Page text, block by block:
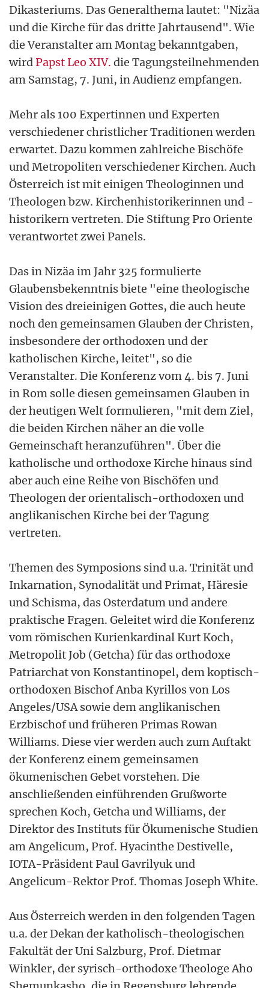
Dikasteriums. Das Generalthema lautet: "Nizäa
und die Kirche für das dritte Jahrtausend". Wie
die Veranstalter am Montag bekanntgaben,
wirdPapst Leo XIV. die Tagungsteilnehmenden
am Samstag, 7. Juni, in Audienz empfangen.
Mehr als 100 Expertinnen und Experten
verschiedener christlicher Traditionen werden
erwartet. Dazu kommen zahlreiche Bischöfe
und Metropoliten verschiedener Kirchen. Auch
Österreich ist mit einigen Theologinnen und
Theologen bzw. Kirchenhistorikerinnen und -
historikern vertreten. Die Stiftung Pro Oriente
verantwortet zwei Panels.
Das in Nizäa im Jahr 325 formulierte
Glaubensbekenntnis biete "eine theologische
Vision des dreieinigen Gottes, die auch heute
noch den gemeinsamen Glauben der Christen,
insbesondere der orthodoxen und der
katholischen Kirche, leitet", so die
Veranstalter. Die Konferenz vom 4. bis 7. Juni
in Rom solle diesen gemeinsamen Glauben in
der heutigen Welt formulieren, "mit dem Ziel,
die beiden Kirchen näher an die volle
Gemeinschaft heranzuführen". Über die
katholische und orthodoxe Kirche hinaus sind
aber auch eine Reihe von Bischöfen und
Theologen der orientalisch-orthodoxen und
anglikanischen Kirche bei der Tagung
vertreten.
Themen des Symposions sind u.a. Trinität und
Inkarnation, Synodalität und Primat, Häresie
und Schisma, das Osterdatum und andere
praktische Fragen. Geleitet wird die Konferenz
vom römischen Kurienkardinal Kurt Koch,
Metropolit Job (Getcha) für das orthodoxe
Patriarchat von Konstantinopel, dem koptisch-
orthodoxen Bischof Anba Kyrillos von Los
Angeles/USA sowie dem anglikanischen
Erzbischof und früheren Primas Rowan
Williams. Diese vier werden auch zum Auftakt
der Konferenz einem gemeinsamen
ökumenischen Gebet vorstehen. Die
anschließenden einführenden Grußworte
sprechen Koch, Getcha und Williams, der
Direktor des Instituts für Ökumenische Studien
am Angelicum, Prof. Hyacinthe Destivelle,
IOTA-Präsident Paul Gavrilyuk und
Angelicum-Rektor Prof. Thomas Joseph White.
Aus Österreich werden in den folgenden Tagen
u.a. der Dekan der katholisch-theologischen
Fakultät der Uni Salzburg, Prof. Dietmar
Winkler, der syrisch-orthodoxe Theologe Aho